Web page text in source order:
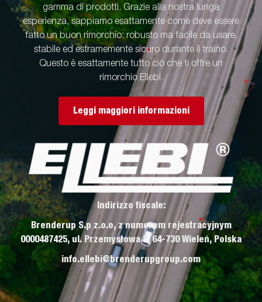
gamma di prodotti. Grazie alla nostra lunga
esperienza, sappiamo esattamente come deve essere
fatto un buon rimorchio: robusto ma facile da usare,
stabile ed estramemente sicuro durante il traino.
Questo è esattamente tutto ciò che ti offre un
rimorchio Ellebi.
Leggi maggiori informazioni
Indirizzo fiscale:
Brenderup S.p z.o.o, z numerem rejestracyjnym
0000487425, ul. Przemysłowa 3, 64-730 Wieleń, Polska
info.ellebi@brenderupgroup.com